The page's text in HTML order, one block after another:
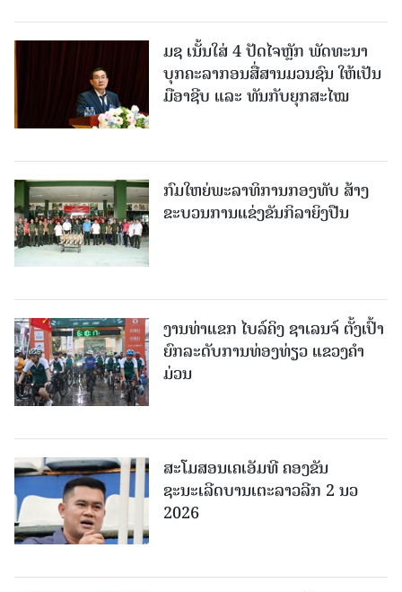
ມຊ ເນັ້ນໃສ່ 4 ປັດໄຈຫຼັກ ພັດທະນາ
ບຸກຄະລາກອນສື່ສານມວນຊົນ ໃຫ້ເປັນ
ມືອາຊີບ ແລະ ທັນກັບຍຸກສະໄໝ
ກົມໃຫຍ່ພະລາທິການກອງທັບ ສ້າງ
ຂະບວນການແຂ່ງຂັນກິລາຍິງປືນ
ງານທ່າແຂກ ໄບລ໌ຄິງ ຊາເລນຈ໌ ຕັ້ງເປົ້າ
ຍົກລະດັບການທ່ອງທ່ຽວ ແຂວງຄໍາ
ມ່ວນ
ສະໂມສອນເຄເອັມທີ ຄອງຂັນ
ຊະນະເລີດບານເຕະລາວລີກ 2 ນວ
2026